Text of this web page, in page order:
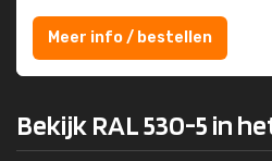
Meer info / bestellen
Bekijk RAL 530-5 in